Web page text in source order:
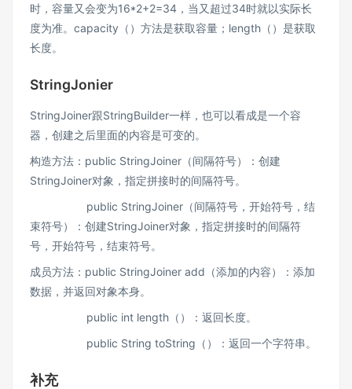
时，容量又会变为16*2+2=34，当又超过34时就以实际长
度为准。capacity（）方法是获取容量；length（）是获取
长度。
StringJonier
StringJoiner跟StringBuilder一样，也可以看成是一个容
器，创建之后里面的内容是可变的。
构造方法：public StringJoiner（间隔符号）：创建
StringJoiner对象，指定拼接时的间隔符号。
public StringJoiner（间隔符号，开始符号，结
束符号）：创建StringJoiner对象，指定拼接时的间隔符
号，开始符号，结束符号。
成员方法：public StringJoiner add（添加的内容）：添加
数据，并返回对象本身。
public int length（）：返回长度。
public String toString（）：返回一个字符串。
补充